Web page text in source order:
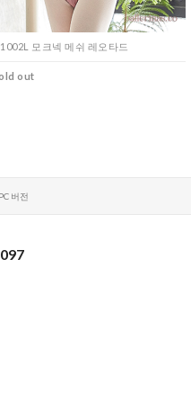
모크넥 메쉬 레오타드
out
PC 버전